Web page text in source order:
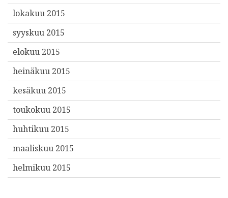
lokakuu 2015
syyskuu 2015
elokuu 2015
heinäkuu 2015
kesäkuu 2015
toukokuu 2015
huhtikuu 2015
maaliskuu 2015
helmikuu 2015